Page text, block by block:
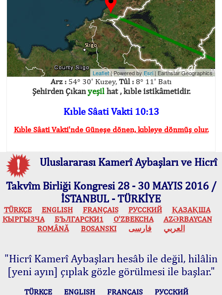
Leaflet| Powered by Esri | Earthstar Geographics
Arz : 54° 30' Kuzey, Tûl : 8° 11' Batı
Şehirden Çıkanyeşilhat , kıble istikâmetidir.
Kıble Sâati Vakti 10:13
Kıble Sâati Vakti'nde Güneşe dönen, kıbleye dönmüş olur.
Uluslararası Kamerî Aybaşları ve Hicrî
Takvîm Birliği Kongresi 28 - 30 MAYIS 2016 /
İSTANBUL - TÜRKİYE
TÜRKÇE ENGLISH FRANÇAIS РУССКИЙ
ҚАЗАҚША
КЫPГЫЗЧA
БЪЛГАРСКИ1 O’ZBEKCHA
AZӘRBAYCAN
ROMÂNĂ
BOSANSKI العربي فارسی
"Hicrî Kamerî Aybaşları hesâb ile değil, hilâlin
[yeni ayın] çıplak gözle görülmesi ile başlar."
TÜRKÇE ENGLISH FRANÇAIS РУССКИЙ